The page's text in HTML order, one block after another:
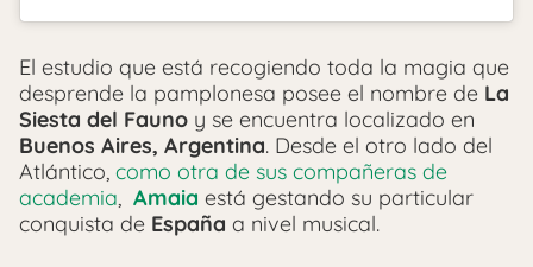
El estudio que está recogiendo toda la magia que
desprende la pamplonesa posee el nombre de La
Siesta del Fauno y se encuentra localizado en
Buenos Aires, Argentina. Desde el otro lado del
Atlántico, como otra de sus compañeras de
academia, Amaia está gestando su particular
conquista de España a nivel musical.